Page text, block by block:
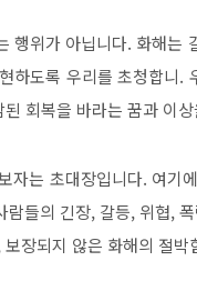
행위가 아닙니다. 화해는
하도록 우리를 초청합니.
회복을 바라는 꿈과 이
자는 초대장입니다. 여기
들의 긴장, 갈등, 위협,
장되지 않은 화해의 절